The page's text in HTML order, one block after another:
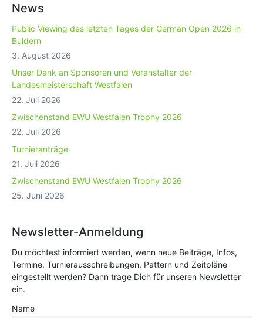
News
Public Viewing des letzten Tages der German Open 2026 in
Buldern
3. August 2026
Unser Dank an Sponsoren und Veranstalter der
Landesmeisterschaft Westfalen
22. Juli 2026
Zwischenstand EWU Westfalen Trophy 2026
22. Juli 2026
Turnieranträge
21. Juli 2026
Zwischenstand EWU Westfalen Trophy 2026
25. Juni 2026
Newsletter-Anmeldung
Du möchtest informiert werden, wenn neue Beiträge, Infos,
Termine. Turnierausschreibungen, Pattern und Zeitpläne
eingestellt werden? Dann trage Dich für unseren Newsletter
ein.
Name